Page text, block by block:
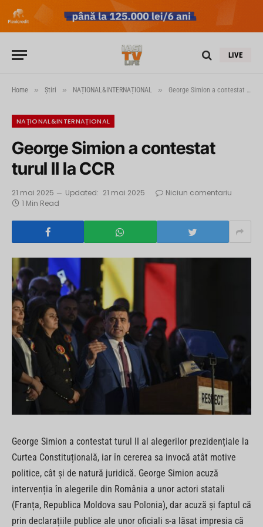
LIVE
Home » Știri » NAȚIONAL&INTERNAȚIONAL » George Simion a contestat turul II la CCR
NAȚIONAL&INTERNAȚIONAL
George Simion a contestat
turul II la CCR
21 mai 2025 Updated: 21 mai 2025
Niciun comentariu
1 Min Read
George Simion a contestat turul II al alegerilor prezidențiale la
Curtea Constituțională, iar în cererea sa invocă atât motive
politice, cât și de natură juridică. George Simion acuză
intervenția în alegerile din România a unor actori statali
(Franța, Republica Moldova sau Polonia), dar acuză și faptul că
prin declarațiile publice ale unor oficiali s-a lăsat impresia că